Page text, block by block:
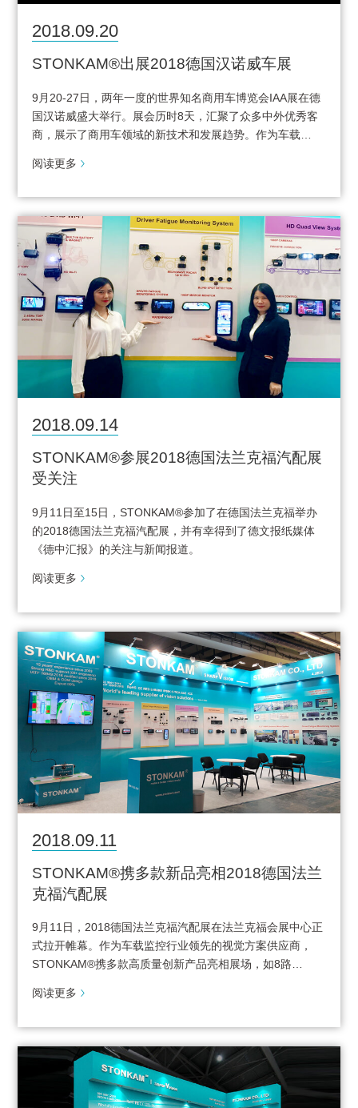
2018.09.20
STONKAM®出展2018德国汉诺威车展
9月20-27日，两年一度的世界知名商用车博览会IAA展在德
国汉诺威盛大举行。展会历时8天，汇聚了众多中外优秀客
商，展示了商用车领域的新技术和发展趋势。作为车载…
阅读更多
2018.09.14
STONKAM®参展2018德国法兰克福汽配展
受关注
9月11日至15日，STONKAM®参加了在德国法兰克福举办
的2018德国法兰克福汽配展，并有幸得到了德文报纸媒体
《德中汇报》的关注与新闻报道。
阅读更多
2018.09.11
STONKAM®携多款新品亮相2018德国法兰
克福汽配展
9月11日，2018德国法兰克福汽配展在法兰克福会展中心正
式拉开帷幕。作为车载监控行业领先的视觉方案供应商，
STONKAM®携多款高质量创新产品亮相展场，如8路…
阅读更多